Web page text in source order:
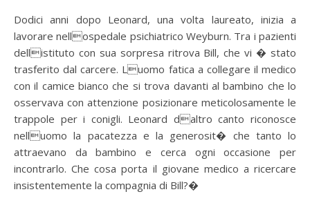
Dodici anni dopo Leonard, una volta laureato, inizia a
lavorare nellospedale psichiatrico Weyburn. Tra i pazienti
dellistituto con sua sorpresa ritrova Bill, che vi � stato
trasferito dal carcere. Luomo fatica a collegare il medico
con il camice bianco che si trova davanti al bambino che lo
osservava con attenzione posizionare meticolosamente le
trappole per i conigli. Leonard daltro canto riconosce
nelluomo la pacatezza e la generosit� che tanto lo
attraevano da bambino e cerca ogni occasione per
incontrarlo. Che cosa porta il giovane medico a ricercare
insistentemente la compagnia di Bill?�